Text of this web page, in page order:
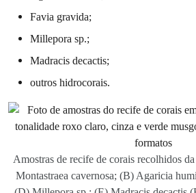
Favia gravida;
Millepora sp.;
Madracis decactis;
outros hidrocorais.
Amostras de recife de corais recolhidos
Montastraea cavernosa; (B) Agaricia